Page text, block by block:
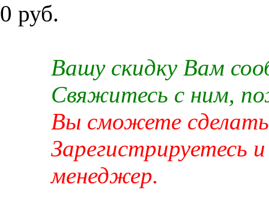
0 руб.
Вашу скидку Вам
Свяжитесь с ним,
Вы сможете сделать
Зарегистрируетесь
менеджер.